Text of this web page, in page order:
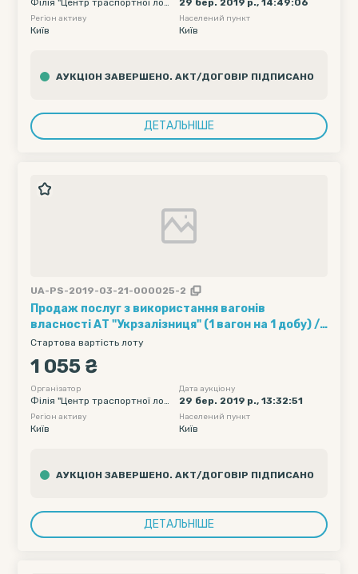
2019-04-18 23:55
Філія "Центр траспортної логі
стики" ПАТ "Укрзалізниця"
29 бер. 2019 р., 14:49:06
Регіон активу
Київ
Населений пункт
Київ
АУКЦІОН ЗАВЕРШЕНО. АКТ/ДОГОВІР ПІДПИСАНО
ДЕТАЛЬНІШЕ
UA-PS-2019-03-21-000025-2
Продаж послуг з використання вагонів
власності АТ "Укрзалізниця" (1 вагон на 1 добу) ///
Кількість вагонів - 10, Рухомий склад - Хопер-
зерновози, Обмеження полігону навантаження -
без обмеження, Дата подачі вагону початкова -
2019-04-14 00:00, Дата подачі вагону кінцева -
2019-04-18 23:55
Стартова вартість лоту
1 055 ₴
Організатор
Філія "Центр траспортної логі
стики" ПАТ "Укрзалізниця"
Дата аукціону
29 бер. 2019 р., 13:32:51
Регіон активу
Київ
Населений пункт
Київ
АУКЦІОН ЗАВЕРШЕНО. АКТ/ДОГОВІР ПІДПИСАНО
ДЕТАЛЬНІШЕ